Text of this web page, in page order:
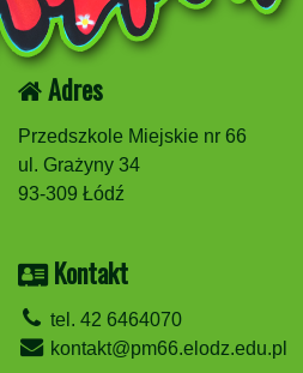
Adres
Przedszkole Miejskie nr 66
ul. Grażyny 34
93-309 Łódź
Kontakt
tel. 42 6464070
kontakt@pm66.elodz.edu.pl